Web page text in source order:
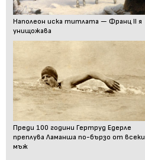
Наполеон иска титлата — Франц II я
унищожава
Преди 100 години Гертруд Едерле
преплува Ламанша по-бързо от всеки
мъж